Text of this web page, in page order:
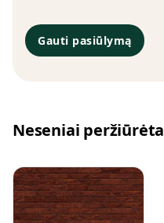
Gauti pasiūlymą
Neseniai peržiūrėta